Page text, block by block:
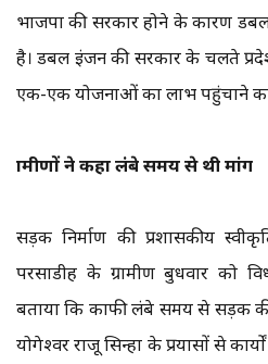
भाजपा की सरकार होने के कारण
है। डबल इंजन की सरकार के चलते
एक-एक योजनाओं का लाभ पहुंचाने का
ग्रामीणों ने कहा लंबे समय से थी मांग
सड़क निर्माण की प्रशासकीय
परसाडीह के ग्रामीण बुधवार को
बताया कि काफी लंबे समय से सड़क
योगेश्वर राजू सिन्हा के प्रयासों से